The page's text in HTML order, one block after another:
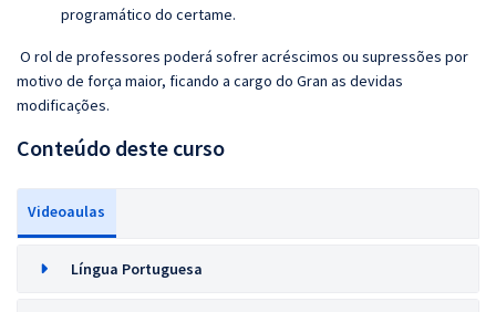
programático do certame.
O rol de professores poderá sofrer acréscimos ou supressões por
motivo de força maior, ficando a cargo do Gran as devidas
modificações.
Conteúdo deste curso
Videoaulas
Língua Portuguesa